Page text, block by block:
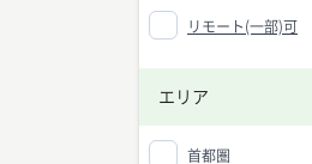
リモート(一部)可
エリア
首都圏